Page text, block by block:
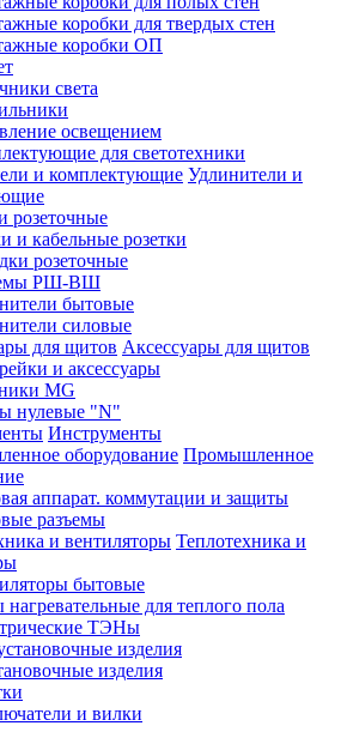
коробки для твердых стен
коробки ОП
света
освещением
для светотехники
Удлинители и
розеточные
и кабельные розетки
розеточные
РШ-ВШ
бытовые
силовые
Аксессуары для щитов
и аксессуары
MG
нулевые "N"
Инструменты
Промышленное
аппарат. коммутации и защиты
разъемы
Теплотехника и
бытовые
для теплого пола
ТЭНы
изделия
и вилки